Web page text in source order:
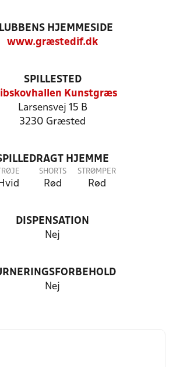
HJEMMESIDE
www.græstedif.dk
SPILLESTED
Kunstgræs
Larsensvej 15 B
3230 Græsted
HJEMME
TRØJE
Hvid
SHORTS
Rød
STRØMPER
Rød
DISPENSATION
Nej
Nej